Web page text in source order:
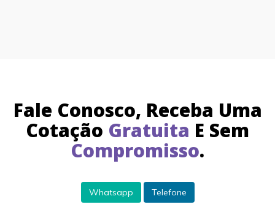
Fale Conosco, Receba Uma
Cotação Gratuita E Sem
Compromisso.
Whatsapp Telefone